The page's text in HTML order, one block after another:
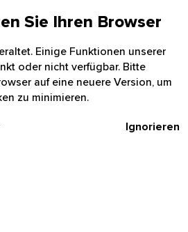
Sie Ihren Browser
Einige Funktionen unserer
oder nicht verfügbar. Bitte
auf eine neuere Version, um
zu minimieren.
Ignorieren